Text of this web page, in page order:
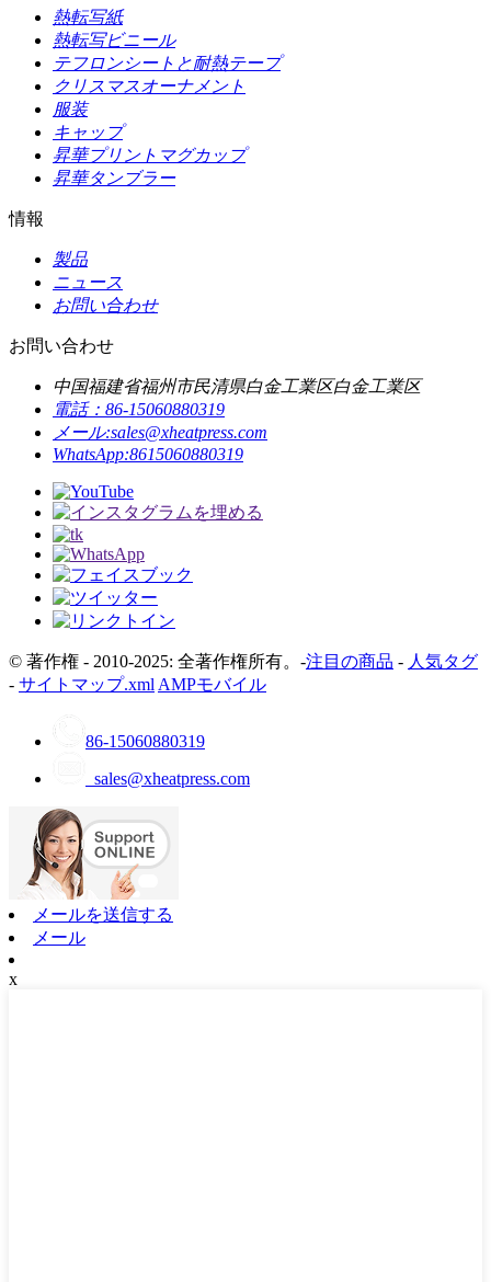
熱転写紙
熱転写ビニール
テフロンシートと耐熱テープ
クリスマスオーナメント
服装
キャップ
昇華プリントマグカップ
昇華タンブラー
情報
製品
ニュース
お問い合わせ
お問い合わせ
中国福建省福州市民清県白金工業区白金工業区
電話： 86-15060880319
メール:sales@xheatpress.com
WhatsApp:8615060880319
© 著作権 - 2010-2025: 全著作権所有。-注目の商品 - 人気タグ
- サイトマップ.xml AMPモバイル
86-15060880319
sales@xheatpress.com
メールを送信する
メール
x